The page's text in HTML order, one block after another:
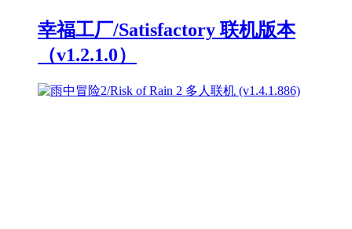
幸福工厂/Satisfactory 联机版本
（v1.2.1.0）